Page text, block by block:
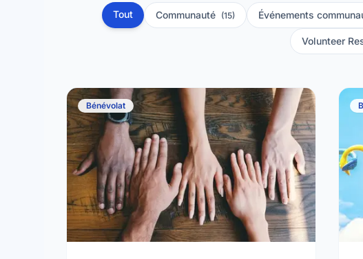
Tout Communauté (15) Événements
Volunteer
Bénévolat